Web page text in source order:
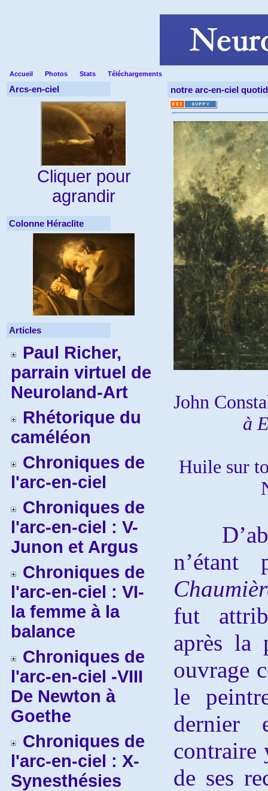
Accueil Photos Stats Téléchargements
Arcs-en-ciel
Cliquer pour
agrandir
Colonne Héraclite
Articles
Paul Richer,
parrain virtuel de
Neuroland-Art
Rhétorique du
caméléon
Chroniques de
l'arc-en-ciel
Chroniques de
l'arc-en-ciel : V-
Junon et Argus
Chroniques de
l'arc-en-ciel : VI-
la femme à la
balance
Chroniques de
l'arc-en-ciel -VIII
De Newton à
Goethe
Chroniques de
l'arc-en-ciel : X-
Synesthésies
notre arc-en-ciel
John
à
Huile sur
fut
après la
ouvrage
le
dernier
contraire
de ses